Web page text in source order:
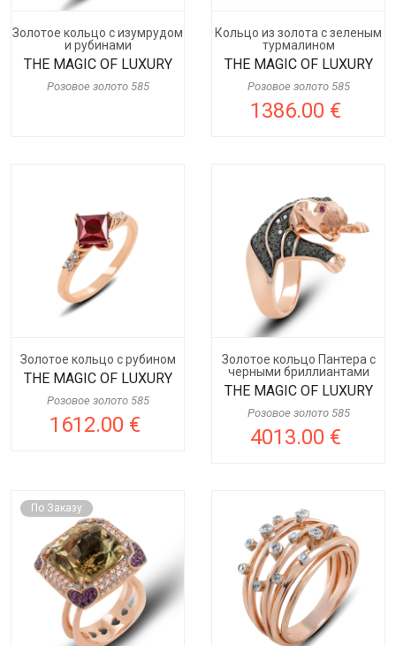
Золотое кольцо с изумрудом
и рубинами
THE MAGIC OF LUXURY
Розовое золото 585
Кольцо из золота с зеленым
турмалином
THE MAGIC OF LUXURY
Розовое золото 585
1386.00 €
Золотое кольцо с рубином
THE MAGIC OF LUXURY
Розовое золото 585
1612.00 €
Золотое кольцо Пантера с
черными бриллиантами
THE MAGIC OF LUXURY
Розовое золото 585
4013.00 €
По Заказу